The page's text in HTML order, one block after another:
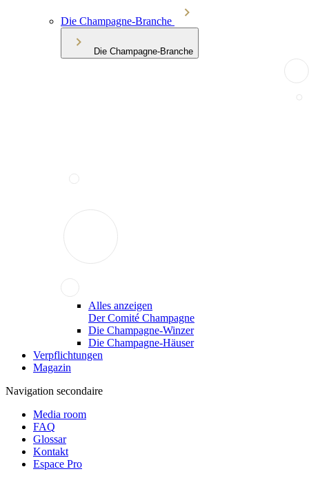
Die Champagne-Branche
Die Champagne-Branche
Alles anzeigen
Der Comité Champagne
Die Champagne-Winzer
Die Champagne-Häuser
Verpflichtungen
Magazin
Navigation secondaire
Media room
FAQ
Glossar
Kontakt
Espace Pro